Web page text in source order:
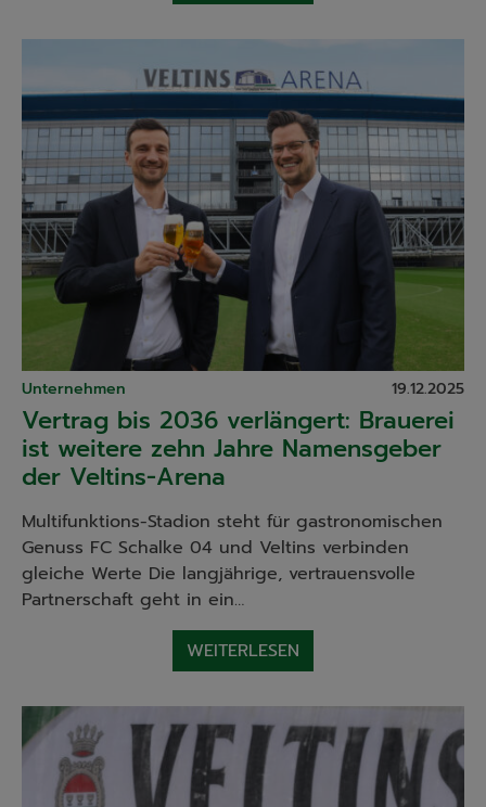
Unternehmen 19.12.2025
Vertrag bis 2036 verlängert: Brauerei
ist weitere zehn Jahre Namensgeber
der Veltins-Arena
Multifunktions-Stadion steht für gastronomischen
Genuss FC Schalke 04 und Veltins verbinden
gleiche Werte Die langjährige, vertrauensvolle
Partnerschaft geht in ein…
WEITERLESEN